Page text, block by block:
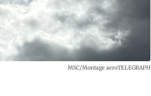
MSC/Montage aeroTELEGRAPH